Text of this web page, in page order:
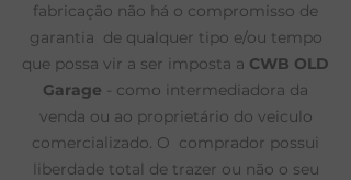
fabricação não há o compromisso de
garantia de qualquer tipo e/ou tempo
que possa vir a ser imposta a CWB OLD
Garage - como intermediadora da
venda ou ao proprietário do veiculo
comercializado. O comprador possui
liberdade total de trazer ou não o seu